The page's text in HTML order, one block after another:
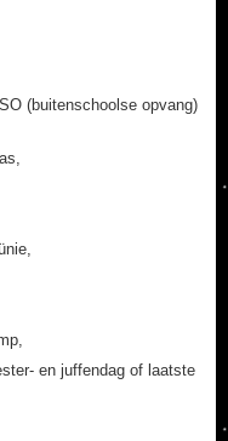
(buitenschoolse opvang)
en juffendag of laatste